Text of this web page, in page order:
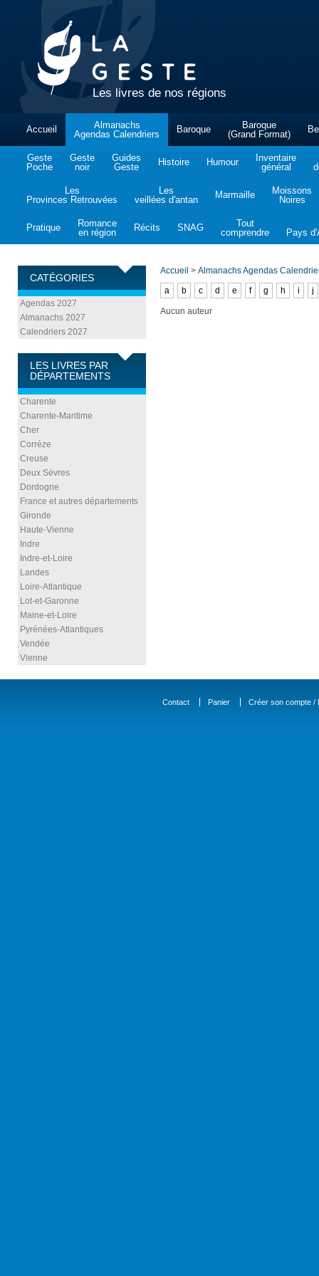
Les livres de nos régions
Accueil
Almanachs
Agendas Calendriers
Baroque
Baroque
(Grand Format)
Geste
Poche
Geste
noir
Guides
Geste
Histoire Humour
Inventaire
général
Les
Provinces Retrouvées
Les
veillées d'antan
Marmaille
Moissons
Noires
Pratique
Romance
en région
Récits SNAG
Tout
comprendre
Pays
CATÉGORIES
Agendas 2027
Almanachs 2027
Calendriers 2027
LES LIVRES PAR
DÉPARTEMENTS
Charente
Charente-Maritime
Cher
Corrèze
Creuse
Deux Sèvres
Dordogne
France et autres départements
Gironde
Haute-Vienne
Indre
Indre-et-Loire
Landes
Loire-Atlantique
Lot-et-Garonne
Maine-et-Loire
Pyrénées-Atlantiques
Vendée
Vienne
Accueil > Almanachs Agendas
a
b c d e f g h i j
Aucun auteur
Contact Panier Créer son compte /